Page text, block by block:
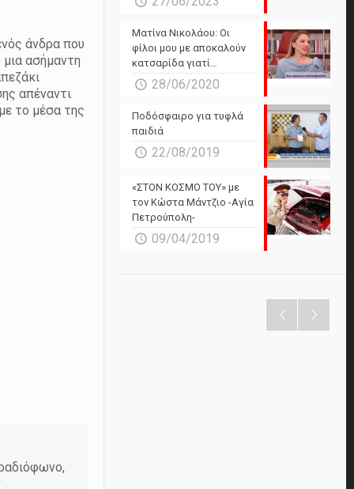
άνδρα που
ασήμαντη
απέναντι
το μέσα της
Ματίνα Νικολάου: Οι
φίλοι μου με αποκαλούν
κατσαρίδα γιατί…
28/06/2020
Ποδόσφαιρο για τυφλά
παιδιά
22/08/2019
«ΣΤΟΝ ΚΟΣΜΟ ΤΟΥ» με
τον Κώστα Μάντζιο -Αγία
Πετρούπολη-
09/04/2019